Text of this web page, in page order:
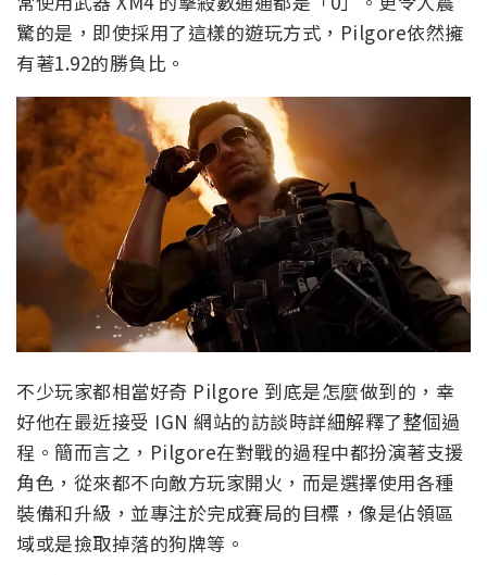
驚的是，即使採用了這樣的遊玩方式，Pilgore依然擁
有著1.92的勝負比。
不少玩家都相當好奇 Pilgore 到底是怎麼做到的，幸
好他在最近接受 IGN 網站的訪談時詳細解釋了整個過
程。簡而言之，Pilgore在對戰的過程中都扮演著支援
角色，從來都不向敵方玩家開火，而是選擇使用各種
裝備和升級，並專注於完成賽局的目標，像是佔領區
域或是撿取掉落的狗牌等。